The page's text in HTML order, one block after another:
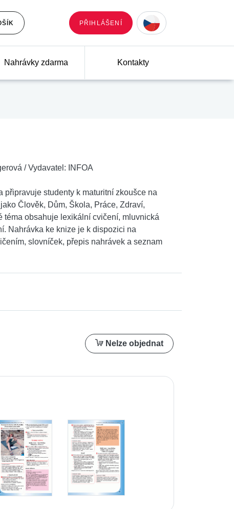
PŘIHLÁŠENÍ
Nahrávky zdarma Kontakty
/Vydavatel: INFOA
studenty k maturitní zkoušce na
Člověk, Dům, Škola, Práce, Zdraví,
téma obsahuje lexikální cvičení, mluvnická
Nahrávka ke knize je k dispozici na
slovníček, přepis nahrávek a seznam
Nelze objednat